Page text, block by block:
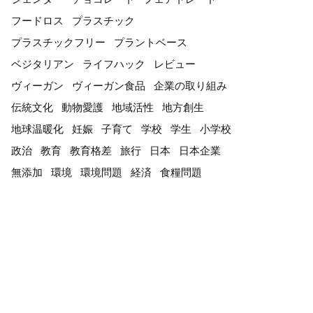
フードロス
プラスチック
プラスチックフリー
プラントベース
ベジタリアン
ライフハック
レビュー
ヴィーガン
ヴィーガン食品
企業の取り組み
伝統文化
動物愛護 地域活性
地方創生
地球温暖化
妊娠 子育て 学校 学生
小学校
政治
教育 教育格差 旅行 日本
日本企業
無添加
環境 環境問題 経済 食糧問題